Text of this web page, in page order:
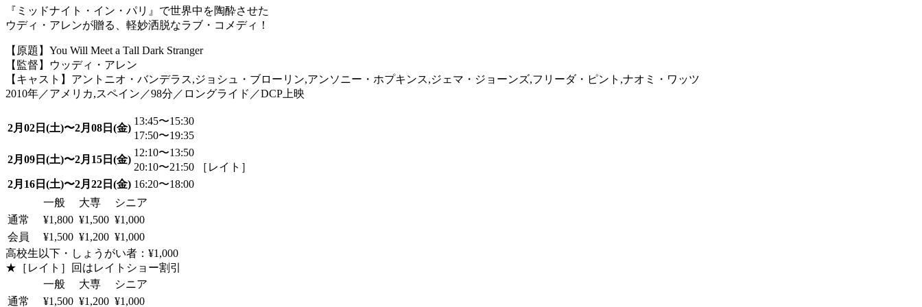
『ミッドナイト・イン・パリ』で世界中を陶酔させた
ウディ・アレンが贈る、軽妙洒脱なラブ・コメディ！
【原題】You Will Meet a Tall Dark Stranger
【監督】ウッディ・アレン
【キャスト】アントニオ・バンデラス,ジョシュ・ブローリン,アンソニー・ホプキンス,ジェマ・ジョーンズ,フリーダ・ピント,ナオミ・ワッツ
2010年／アメリカ,スペイン／98分／ロングライド／DCP上映
2月02日(土)〜2月08日(金)
13:45〜15:30
17:50〜19:35
2月09日(土)〜2月15日(金)
12:10〜13:50
20:10〜21:50 ［レイト］
2月16日(土)〜2月22日(金) 16:20〜18:00
一般
大専
シニア
通常
¥1,800 ¥1,500 ¥1,000
会員
¥1,500 ¥1,200 ¥1,000
高校生以下・しょうがい者：¥1,000
★［レイト］回はレイトショー割引
一般
大専
シニア
通常
¥1,500 ¥1,200 ¥1,000